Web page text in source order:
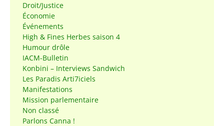
Droit/Justice
Économie
Événements
High & Fines Herbes saison 4
Humour drôle
IACM-Bulletin
Konbini – Interviews Sandwich
Les Paradis Arti7iciels
Manifestations
Mission parlementaire
Non classé
Parlons Canna !